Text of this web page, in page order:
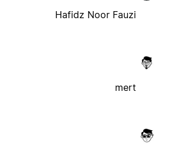
Hafidz Noor Fauzi
mert